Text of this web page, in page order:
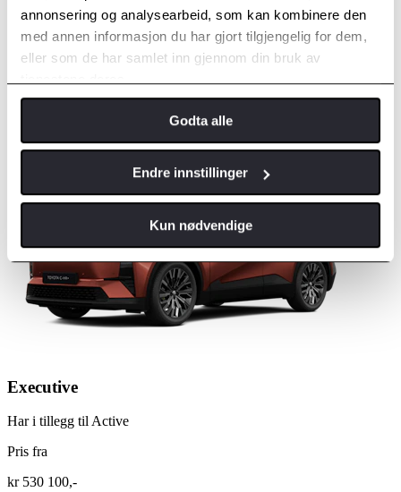
annonsering og analysearbeid, som kan kombinere den
med annen informasjon du har gjort tilgjengelig for dem,
eller som de har samlet inn gjennom din bruk av
Godta alle
Endre innstillinger
Kun nødvendige
40/60 delt baksete
LED alle innvendige lamper
Plate over bagasjerom
Justerbar regenerering med paddleshift
Diverse
220V 1500W uttak bagasjerom
Type 2 ladekabel 7,5m
Executive
Har i tillegg til Active
Pris fra
kr 530 100,-